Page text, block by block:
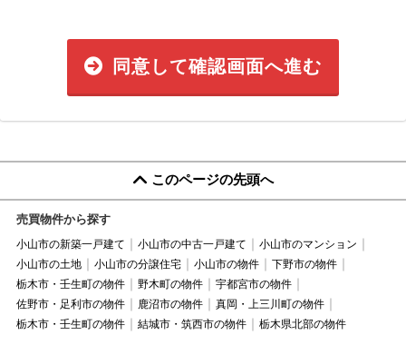
同意して確認画面へ進む
このページの先頭へ
売買物件から探す
小山市の新築一戸建て 小山市の中古一戸建て
小山市のマンション
小山市の土地
小山市の分譲住宅 小山市の物件
下野市の物件
栃木市・壬生町の物件
野木町の物件
宇都宮市の物件
佐野市・足利市の物件
鹿沼市の物件
真岡・上三川町の物件
栃木市・壬生町の物件
結城市・筑西市の物件 栃木県北部の物件